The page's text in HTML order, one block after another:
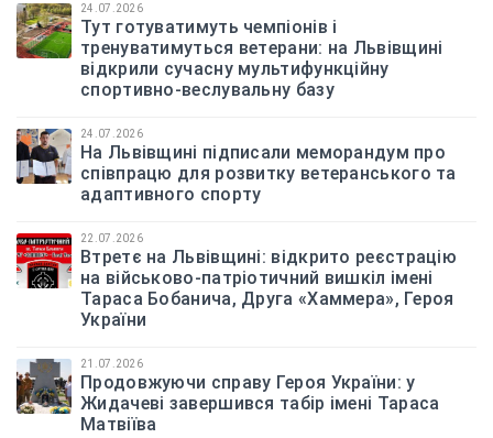
24.07.2026
Тут готуватимуть чемпіонів і
тренуватимуться ветерани: на Львівщині
відкрили сучасну мультифункційну
спортивно-веслувальну базу
24.07.2026
На Львівщині підписали меморандум про
співпрацю для розвитку ветеранського та
адаптивного спорту
22.07.2026
Втретє на Львівщині: відкрито реєстрацію
на військово-патріотичний вишкіл імені
Тараса Бобанича, Друга «Хаммера», Героя
України
21.07.2026
Продовжуючи справу Героя України: у
Жидачеві завершився табір імені Тараса
Матвіїва